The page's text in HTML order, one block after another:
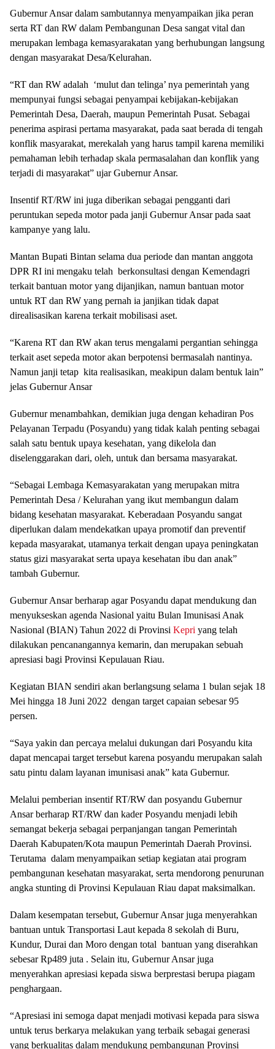
Gubernur Ansar dalam sambutannya menyampaikan jika peran
serta RT dan RW dalam Pembangunan Desa sangat vital dan
merupakan lembaga kemasyarakatan yang berhubungan langsung
dengan masyarakat Desa/Kelurahan.
“RT dan RW adalah ‘mulut dan telinga’ nya pemerintah yang
mempunyai fungsi sebagai penyampai kebijakan-kebijakan
Pemerintah Desa, Daerah, maupun Pemerintah Pusat. Sebagai
penerima aspirasi pertama masyarakat, pada saat berada di tengah
konflik masyarakat, merekalah yang harus tampil karena memiliki
pemahaman lebih terhadap skala permasalahan dan konflik yang
terjadi di masyarakat” ujar Gubernur Ansar.
Insentif RT/RW ini juga diberikan sebagai pengganti dari
peruntukan sepeda motor pada janji Gubernur Ansar pada saat
kampanye yang lalu.
Mantan Bupati Bintan selama dua periode dan mantan anggota
DPR RI ini mengaku telah berkonsultasi dengan Kemendagri
terkait bantuan motor yang dijanjikan, namun bantuan motor
untuk RT dan RW yang pernah ia janjikan tidak dapat
direalisasikan karena terkait mobilisasi aset.
“Karena RT dan RW akan terus mengalami pergantian sehingga
terkait aset sepeda motor akan berpotensi bermasalah nantinya.
Namun janji tetap kita realisasikan, meakipun dalam bentuk lain”
jelas Gubernur Ansar
Gubernur menambahkan, demikian juga dengan kehadiran Pos
Pelayanan Terpadu (Posyandu) yang tidak kalah penting sebagai
salah satu bentuk upaya kesehatan, yang dikelola dan
diselenggarakan dari, oleh, untuk dan bersama masyarakat.
“Sebagai Lembaga Kemasyarakatan yang merupakan mitra
Pemerintah Desa / Kelurahan yang ikut membangun dalam
bidang kesehatan masyarakat. Keberadaan Posyandu sangat
diperlukan dalam mendekatkan upaya promotif dan preventif
kepada masyarakat, utamanya terkait dengan upaya peningkatan
status gizi masyarakat serta upaya kesehatan ibu dan anak”
tambah Gubernur.
Gubernur Ansar berharap agar Posyandu dapat mendukung dan
menyukseskan agenda Nasional yaitu Bulan Imunisasi Anak
Nasional (BIAN) Tahun 2022 di Provinsi Kepri yang telah
dilakukan pencanangannya kemarin, dan merupakan sebuah
apresiasi bagi Provinsi Kepulauan Riau.
Kegiatan BIAN sendiri akan berlangsung selama 1 bulan sejak 18
Mei hingga 18 Juni 2022 dengan target capaian sebesar 95
persen.
“Saya yakin dan percaya melalui dukungan dari Posyandu kita
dapat mencapai target tersebut karena posyandu merupakan salah
satu pintu dalam layanan imunisasi anak” kata Gubernur.
Melalui pemberian insentif RT/RW dan posyandu Gubernur
Ansar berharap RT/RW dan kader Posyandu menjadi lebih
semangat bekerja sebagai perpanjangan tangan Pemerintah
Daerah Kabupaten/Kota maupun Pemerintah Daerah Provinsi.
Terutama dalam menyampaikan setiap kegiatan atai program
pembangunan kesehatan masyarakat, serta mendorong penurunan
angka stunting di Provinsi Kepulauan Riau dapat maksimalkan.
Dalam kesempatan tersebut, Gubernur Ansar juga menyerahkan
bantuan untuk Transportasi Laut kepada 8 sekolah di Buru,
Kundur, Durai dan Moro dengan total bantuan yang diserahkan
sebesar Rp489 juta . Selain itu, Gubernur Ansar juga
menyerahkan apresiasi kepada siswa berprestasi berupa piagam
penghargaan.
“Apresiasi ini semoga dapat menjadi motivasi kepada para siswa
untuk terus berkarya melakukan yang terbaik sebagai generasi
yang berkualitas dalam mendukung pembangunan Provinsi